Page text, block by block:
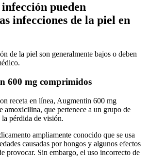
pueden
infecciones de la piel en
de la piel son generalmente bajos o deben
600 mg comprimidos
receta en línea, Augmentin 600 mg
amoxicilina, que pertenece a un grupo de
pérdida de visión.
ampliamente conocido que se usa
causadas por hongos y algunos efectos
provocar. Sin embargo, el uso incorrecto de